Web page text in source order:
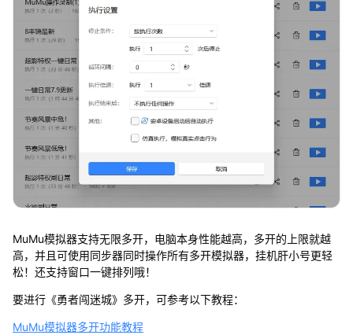
MuMu模拟器支持无限多开，电脑本身性能越高，多开的上限就越
高，并且可使用同步器同时操作所有多开模拟器，挂机肝小号更轻
松！还支持窗口一键排列哦！
要进行《勇者闯迷城》多开，可参考以下教程：
MuMu模拟器多开功能教程